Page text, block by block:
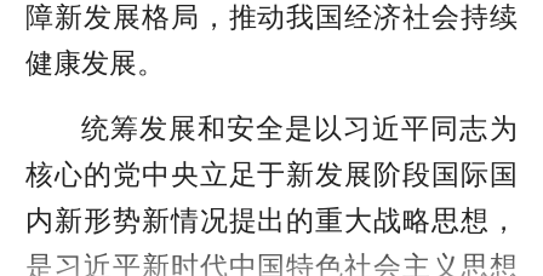
障新发展格局，推动我国经济社会持续
健康发展。
统筹发展和安全是以习近平同志为
核心的党中央立足于新发展阶段国际国
内新形势新情况提出的重大战略思想，
是习近平新时代中国特色社会主义思想